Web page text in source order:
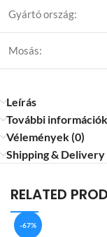
Gyártó ország:
Mosás:
Leírás
További információk
Vélemények (0)
Shipping & Delivery
RELATED
-67%